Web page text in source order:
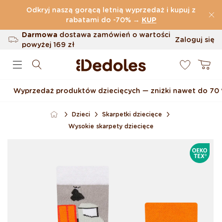
Przejdź do treści
Odkryj naszą gorącą letnią wyprzedaż i kupuj z
rabatami do -70% → KUP
(32.815 Opinie)
Darmowa dostawa zamówień o wartości
powyżej169 zł
Możliwość zwrotu w ciągu 100 dni
Zaloguj się
Koszyk
Wyprzedaż produktów dziecięcych — zniżki nawet do 70
Dzieci
Skarpetki dziecięce
Wysokie skarpety dziecięce